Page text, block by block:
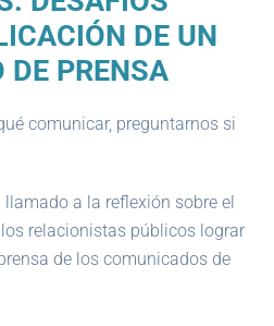
DE UN
DE PRENSA
comunicar, preguntarnos si
a la reflexión sobre el
relacionistas públicos lograr
de los comunicados de